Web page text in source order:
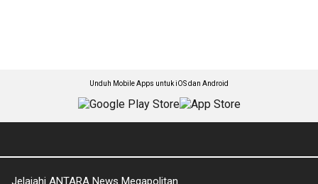
Unduh Mobile Apps untuk iOS dan Android
Jelajahi ANTARA News Megapolitan